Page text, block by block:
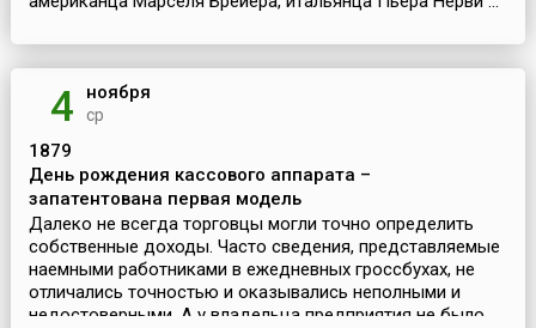
4 ноября
ср
1879
День рождения кассового аппарата –
запатентована первая модель
Далеко не всегда торговцы могли точно определить
собственные доходы. Часто сведения, представляемые
наемными работниками в ежедневных гроссбухах, не
отличались точностью и оказывались неполными и
недостоверными. А у владельца предприятия не было